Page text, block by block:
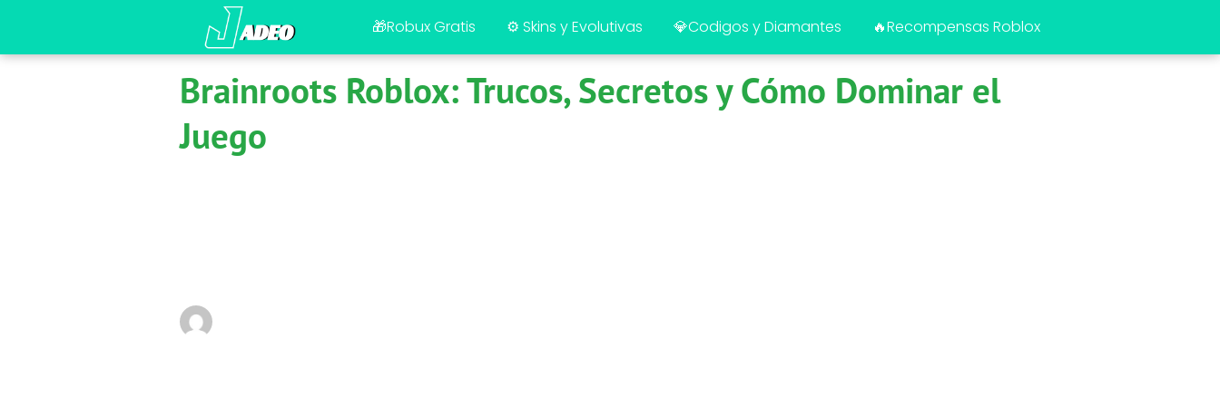
🎁Robux Gratis ⚙️ Skins y Evolutivas 💎Codigos y Diamantes 🔥Recompensas Roblox
Brainroots Roblox: Trucos, Secretos y Cómo Dominar el
Juego